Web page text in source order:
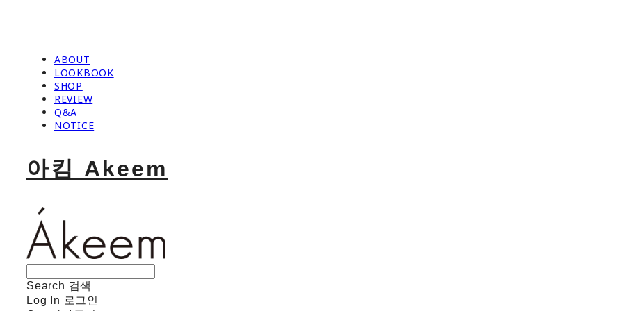
ABOUT
LOOKBOOK
SHOP
REVIEW
Q&A
NOTICE
아킴 Akeem
Search 검색
Log In 로그인